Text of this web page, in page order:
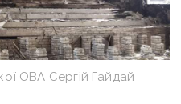
ОВА Сергій Гайдай